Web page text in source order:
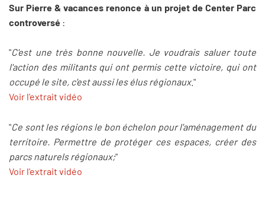
Sur Pierre & vacances renonce à un projet de Center Parc
controversé :
"C'est une très bonne nouvelle. Je voudrais saluer toute
l'action des militants qui ont permis cette victoire, qui ont
occupé le site, c'est aussi les élus régionaux."
Voir l'extrait vidéo
"Ce sont les régions le bon échelon pour l'aménagement du
territoire. Permettre de protéger ces espaces, créer des
parcs naturels régionaux;"
Voir l'extrait vidéo